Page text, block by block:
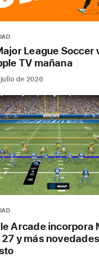
League Soccer
TV mañana
julio de 2026
Arcade incorpora
27 y más